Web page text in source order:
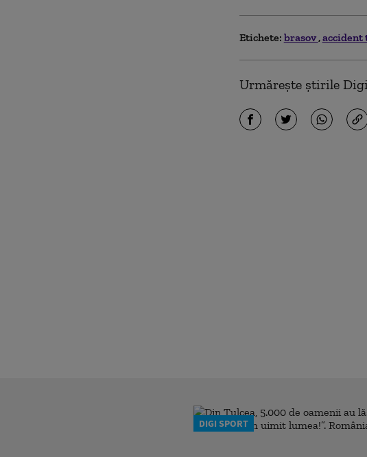
Etichete: brasov accident
Urmărește știrile
DIGI SPORT